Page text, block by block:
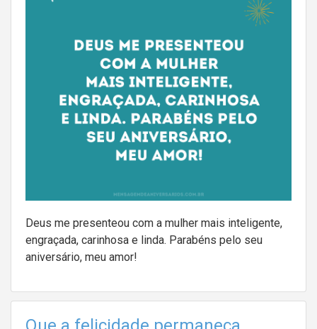
Deus me presenteou com a mulher mais inteligente,
engraçada, carinhosa e linda. Parabéns pelo seu
aniversário, meu amor!